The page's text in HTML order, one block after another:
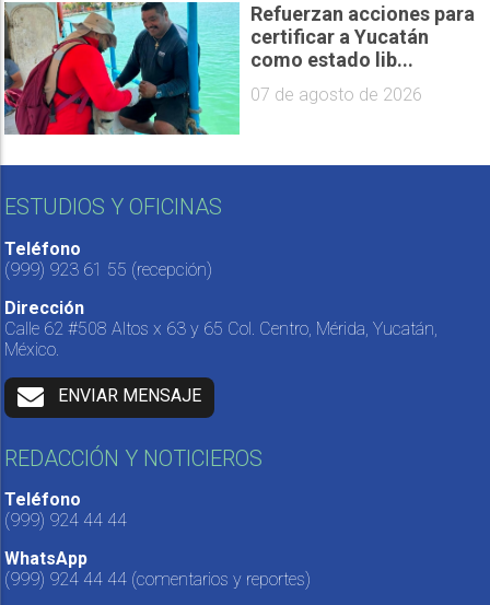
Refuerzan acciones para
certificar a Yucatán
como estado lib...
07 de agosto de 2026
ESTUDIOS Y OFICINAS
Teléfono
(999) 923 61 55 (recepción)
Dirección
Calle 62 #508 Altos x 63 y 65 Col. Centro, Mérida, Yucatán,
México.
ENVIAR MENSAJE
REDACCIÓN Y NOTICIEROS
Teléfono
(999) 924 44 44
WhatsApp
(999) 924 44 44 (comentarios y reportes)